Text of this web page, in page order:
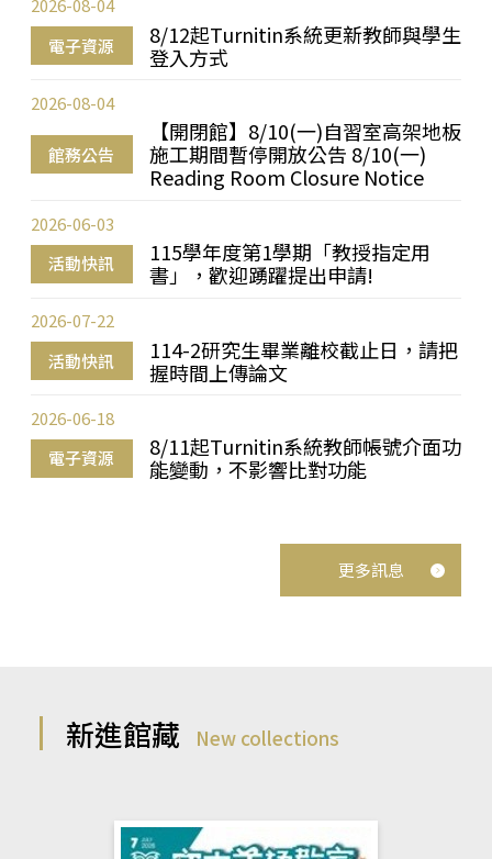
電子資源
8/12起Turnitin系統更新教師與學生
登入方式
2026-08-04
館務公告
【開閉館】8/10(一)自習室高架地板
施工期間暫停開放公告 8/10(一)
Reading Room Closure Notice
2026-08-04
活動快訊
115學年度第1學期「教授指定用
書」，歡迎踴躍提出申請!
2026-06-03
活動快訊
114-2研究生畢業離校截止日，請把
握時間上傳論文
2026-07-22
電子資源
8/11起Turnitin系統教師帳號介面功
能變動，不影響比對功能
2026-06-18
更多訊息
新進館藏 New collections